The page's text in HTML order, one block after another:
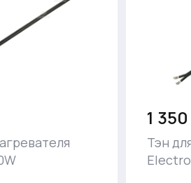
1
Тэн